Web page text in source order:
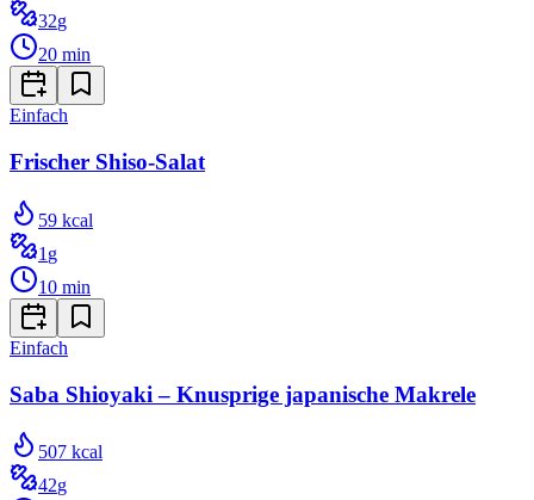
32g
20 min
Einfach
Frischer Shiso-Salat
59 kcal
1 g
10 min
Einfach
Saba Shioyaki – Knusprige japanische Makrele
507 kcal
42g